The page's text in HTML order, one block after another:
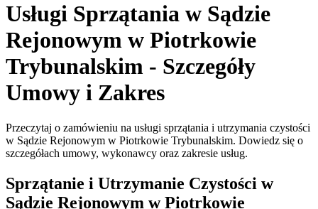
Usługi Sprzątania w Sądzie
Rejonowym w Piotrkowie
Trybunalskim - Szczegóły
Umowy i Zakres
Przeczytaj o zamówieniu na usługi sprzątania i utrzymania czystości
w Sądzie Rejonowym w Piotrkowie Trybunalskim. Dowiedz się o
szczegółach umowy, wykonawcy oraz zakresie usług.
Sprzątanie i Utrzymanie Czystości w
Sądzie Rejonowym w Piotrkowie